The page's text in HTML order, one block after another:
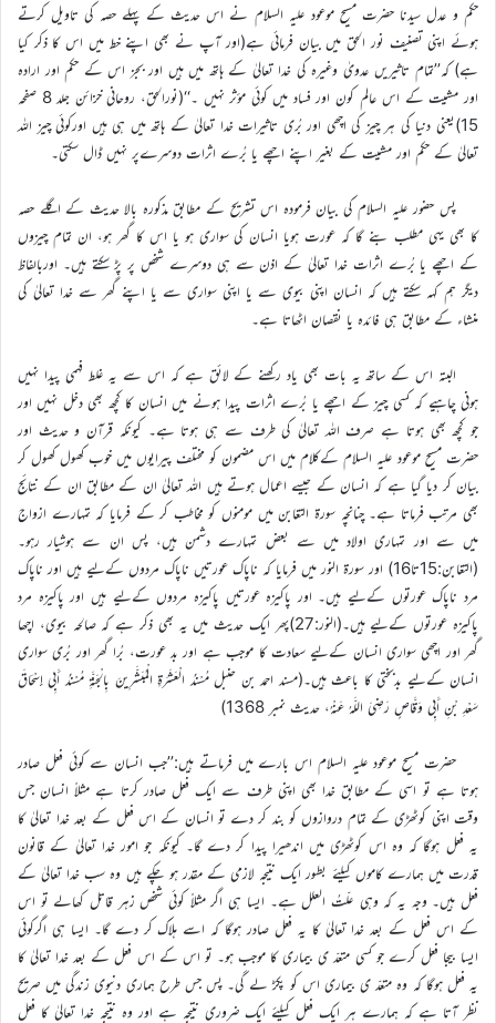
حکم و عدل سیدنا حضرت مسیح موعود علیہ السلام نے اس حدیث کے پہلے حصہ کی تاویل کرتے
ہوئے اپنی تصنیف نور الحق میں بیان فرمائی ہے(اور آپ نے بھی اپنے خط میں اس کا ذکر کیا
ہے) کہ’’تمام تاثیریں عدویٰ وغیرہ کی خدا تعالیٰ کے ہاتھ میں ہیں اور بجز اس کے حکم اور ارادہ
اور مشیت کے اس عالم کون اور فساد میں کوئی مؤثر نہیں ۔‘‘(نورالحق، روحانی خزائن جلد 8 صفحہ
15)یعنی دنیا کی ہر چیز کی اچھی اور بُری تاثیرات خدا تعالیٰ کے ہاتھ میں ہی ہیں اورکوئی چیز اللہ
تعالیٰ کے حکم اور مشیت کے بغیر اپنے اچھے یا بُرے اثرات دوسرےپر نہیں ڈال سکتی۔
پس حضور علیہ السلام کی بیان فرمودہ اس تشریح کے مطابق مذکورہ بالا حدیث کے اگلے حصہ
کا بھی یہی مطلب بنے گا کہ عورت ہویا انسان کی سواری ہو یا اس کا گھر ہو، ان تمام چیزوں
کے اچھے یا بُرے اثرات خدا تعالیٰ کے اذن سے ہی دوسرے شخص پر پڑ سکتے ہیں۔ اوربالفاظ
دیگر ہم کہہ سکتے ہیں کہ انسان اپنی بیوی سے یا اپنی سواری سے یا اپنے گھر سے خدا تعالیٰ کی
منشاء کے مطابق ہی فائدہ یا نقصان اٹھاتا ہے۔
البتہ اس کے ساتھ یہ بات بھی یاد رکھنے کے لائق ہے کہ اس سے یہ غلط فہمی پیدا نہیں
ہونی چاہیے کہ کسی چیز کے اچھے یا بُرے اثرات پیدا ہونے میں انسان کا کچھ بھی دخل نہیں اور
جو کچھ بھی ہوتا ہے صرف اللہ تعالیٰ کی طرف سے ہی ہوتا ہے۔ کیونکہ قرآن و حدیث اور
حضرت مسیح موعود علیہ السلام کےکلام میں اس مضمون کو مختلف پیرایوں میں خوب کھول کھول کر
بیان کر دیا گیا ہے کہ انسان کے جیسے اعمال ہوتے ہیں اللہ تعالیٰ ان کے مطابق ان کے نتائج
بھی مرتب فرماتا ہے۔ چنانچہ سورۃ التغابن میں مومنوں کو مخاطب کر کے فرمایا کہ تمہارے ازواج
میں سے اور تمہاری اولاد میں سے بعض تمہارے دشمن ہیں، پس ان سے ہوشیار رہو۔
(التغابن:15تا16) اور سورۃ النور میں فرمایا کہ ناپاک عورتیں ناپاک مردوں کےلیے ہیں اور ناپاک
مرد ناپاک عورتوں کےلیے ہیں۔ اور پاکیزہ عورتیں پاکیزہ مردوں کےلیے ہیں اور پاکیزہ مرد
پاکیزہ عورتوں کےلیے ہیں۔(النور:27)پھر ایک حدیث میں یہ بھی ذکر ہے کہ صالحہ بیوی، اچھا
گھر اور اچھی سواری انسان کےلیے سعادت کا موجب ہے اور بد عورت، بُرا گھر اور بُری سواری
انسان کےلیے بدبختی کا باعث ہیں۔(مسند احمد بن حنبل مُسْنَدُ الْعَشَرَةِ الْمُبَشَّرِينَ بِالْجَنَّةِ مُسْنَدُ أَبِي إِسْحَاقَ
سَعْدِ بْنِ أَبِي وَقَّاصٍ رَضِيَ اللَّهُ عَنْهُ، حدیث نمبر 1368)
حضرت مسیح موعود علیہ السلام اس بارے میں فرماتے ہیں:’’جب انسان سے کوئی فعل صادر
ہوتا ہے تو اسی کے مطابق خدا بھی اپنی طرف سے ایک فعل صادر کرتا ہے مثلاً انسان جس
وقت اپنی کوٹھڑی کے تمام دروازوں کو بند کر دے تو انسان کے اس فعل کے بعد خدا تعالیٰ کا
یہ فعل ہوگا کہ وہ اس کوٹھڑی میں اندھیرا پیدا کر دے گا۔ کیونکہ جو امور خدا تعالیٰ کے قانون
قدرت میں ہمارے کاموں کیلئے بطور ایک نتیجہ لازمی کے مقدر ہو چکے ہیں وہ سب خدا تعالیٰ کے
فعل ہیں۔ وجہ یہ کہ وہی علّتُ العلل ہے۔ ایسا ہی اگر مثلاً کوئی شخص زہر قاتل کھالے تو اس
کے اس فعل کے بعد خدا تعالیٰ کا یہ فعل صادر ہوگا کہ اسے ہلاک کر دے گا۔ ایسا ہی اگرکوئی
ایسا بیجا فعل کرے جو کسی متعدّ ی بیماری کا موجب ہو۔ تو اس کے اس فعل کے بعد خدا تعالیٰ کا
یہ فعل ہوگا کہ وہ متعدّ ی بیماری اس کو پکڑ لے گی۔ پس جس طرح ہماری دنیوی زندگی میں صریح
نظر آتا ہے کہ ہمارے ہر ایک فعل کیلئے ایک ضروری نتیجہ ہے اور وہ نتیجہ خدا تعالیٰ کا فعل